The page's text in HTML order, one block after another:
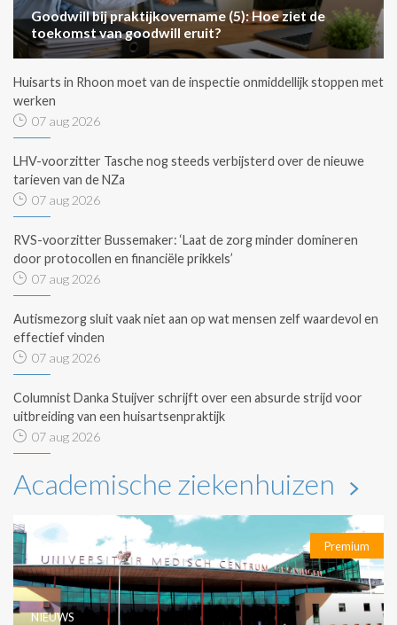
Goodwill bij praktijkovername (5): Hoe ziet de
toekomst van goodwill eruit?
Huisarts in Rhoon moet van de inspectie onmiddellijk stoppen met
werken
07 aug 2026
LHV-voorzitter Tasche nog steeds verbijsterd over de nieuwe
tarieven van de NZa
07 aug 2026
RVS-voorzitter Bussemaker: ‘Laat de zorg minder domineren
door protocollen en financiële prikkels’
07 aug 2026
Autismezorg sluit vaak niet aan op wat mensen zelf waardevol en
effectief vinden
07 aug 2026
Columnist Danka Stuijver schrijft over een absurde strijd voor
uitbreiding van een huisartsenpraktijk
07 aug 2026
Academische ziekenhuizen
Premium
NIEUWS